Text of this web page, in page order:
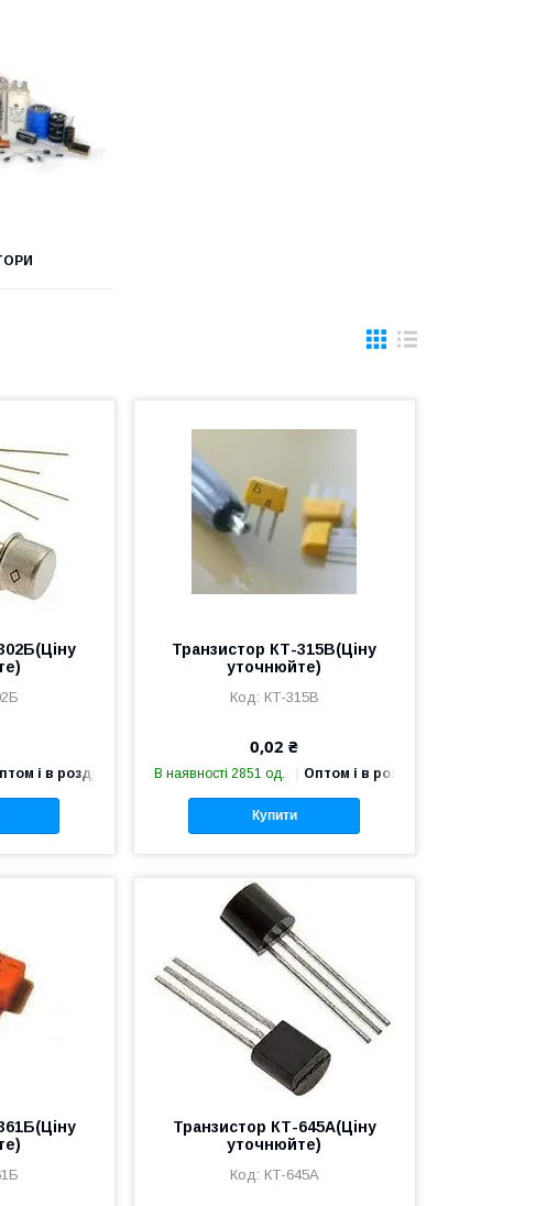
і в роздріб
Транзистор КТ-315В(Ціну
уточнюйте)
КТ-315В
0,02 ₴
В наявності 2851 од. Оптом і в роздріб
Купити
Транзистор КТ-645А(Ціну
уточнюйте)
КТ-645А